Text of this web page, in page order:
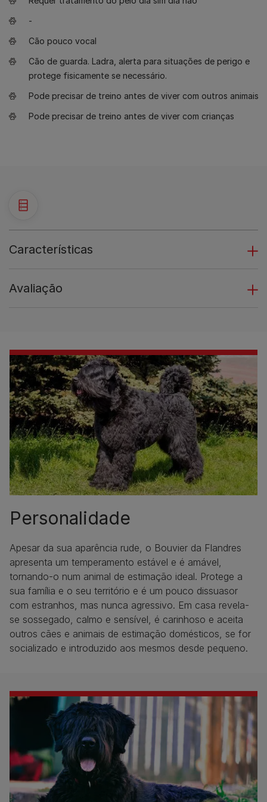
-
Cão pouco vocal
Cão de guarda. Ladra, alerta para situações de perigo e
protege fisicamente se necessário.
Pode precisar de treino antes de viver com outros animais
Pode precisar de treino antes de viver com crianças
Características
Avaliação
Personalidade
Apesar da sua aparência rude, o Bouvier da Flandres
apresenta um temperamento estável e é amável,
tornando-o num animal de estimação ideal. Protege a
sua família e o seu território e é um pouco dissuasor
com estranhos, mas nunca agressivo. Em casa revela-
se sossegado, calmo e sensível, é carinhoso e aceita
outros cães e animais de estimação domésticos, se for
socializado e introduzido aos mesmos desde pequeno.